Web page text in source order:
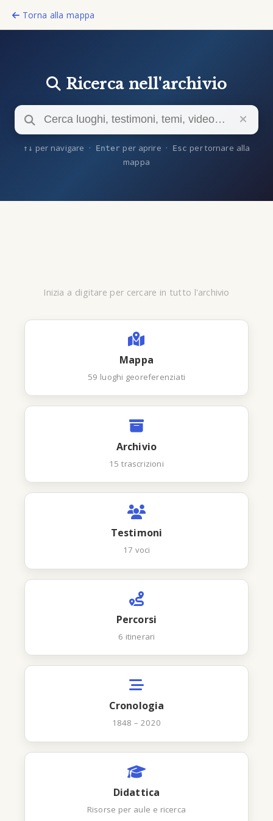
Torna alla mappa
Ricerca nell'archivio
↑ ↓ per navigare · Enter per aprire · Esc per tornare alla
mappa
Inizia a digitare per cercare in tutto l'archivio
Mappa
59 luoghi georeferenziati
Archivio
15 trascrizioni
Testimoni
17 voci
Percorsi
6 itinerari
Cronologia
1848 – 2020
Didattica
Risorse per aule e ricerca